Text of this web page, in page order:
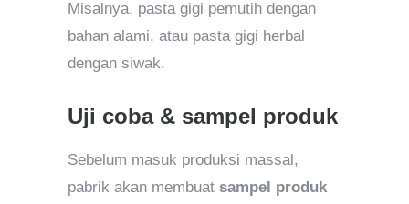
Misalnya, pasta gigi pemutih dengan
bahan alami, atau pasta gigi herbal
dengan siwak.
Uji coba & sampel produk
Sebelum masuk produksi massal,
pabrik akan membuat sampel produk